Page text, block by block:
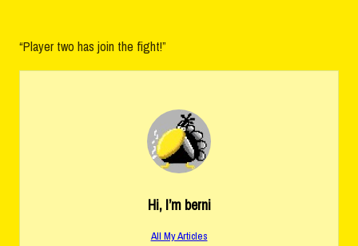
“Player two has join the fight!”
Hi, I’m berni
All My Articles